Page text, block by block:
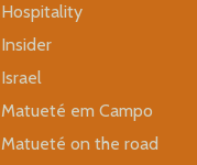
Hospitality
Insider
Israel
Matueté em Campo
Matueté on the road